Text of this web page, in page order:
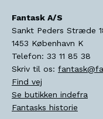
Fantask A/S
Sankt Peders Stræde
1453 København K
Telefon: 33 11 85 38
Skriv til os:
Find vej
Se butikken indefra
Fantasks historie